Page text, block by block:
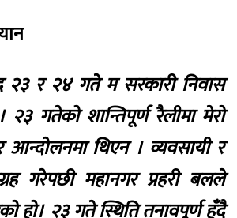
२३ र २४ गते म सरकारी निवास
२३ गतेको शान्तिपूर्ण रैलीमा मेरो
आन्दोलनमा थिएन । व्यवसायी र
गरेपछी महानगर प्रहरी बलले
हो। २३ गते स्थिति तनावपूर्ण हुँदै